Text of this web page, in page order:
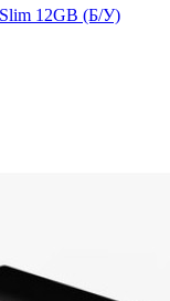
Slim 12GB (Б/У)